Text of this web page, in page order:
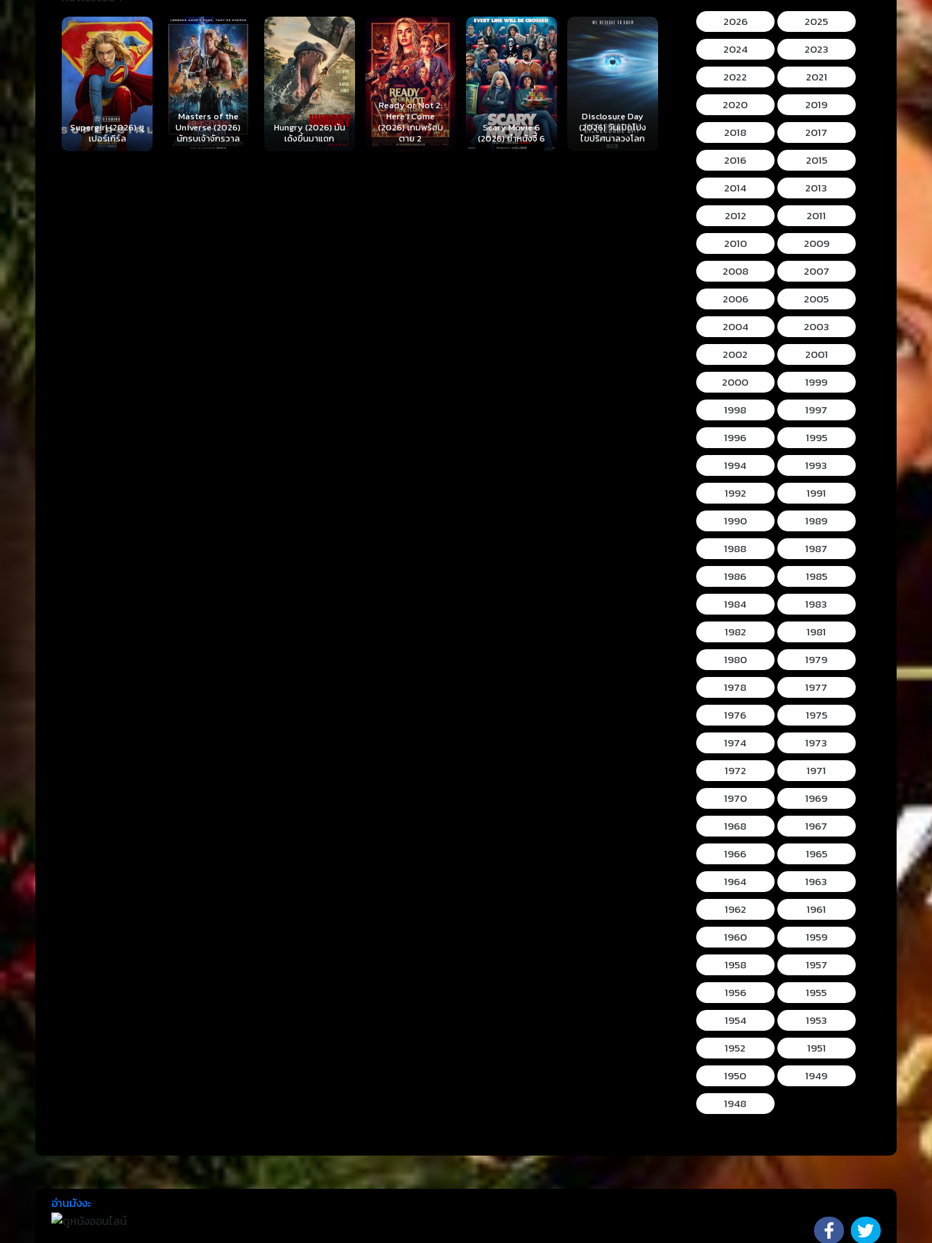
(2026) ซู
Masters of the
Universe (2026)
นักรบเจ้าจักรวาล
Hungry (2026) มัน
เด้งขึ้นมาแดก
Ready or Not 2:
Here I Come
(2026) เกมพร้อม
ตาย 2
Scary Movie 6
(2026) ยำหนังจี้ 6
Disclosure Day
(2026) วันเปิดโปง
ไขปริศนาลวงโลก
Backrooms (2026)
นรกห้องลับ
Hokum (2026) ห้อง
กุมวิญญาณ
Mortal Kombat II
(2026) มอร์ทัล คอม
แบท 2
Lee
Mummy
โครนิน เดอ
2026
2025
2024
2023
2022
2021
2020
2019
2018
2017
2016
2015
2014
2013
2012
2011
2010
2009
2008
2007
2006
2005
2004
2003
2002
2001
2000
1999
1998
1997
1996
1995
1994
1993
1992
1991
1990
1989
1988
1987
1986
1985
1984
1983
1982
1981
1980
1979
1978
1977
1976
1975
1974
1973
1972
1971
1970
1969
1968
1967
1966
1965
1964
1963
1962
1961
1960
1959
1958
1957
1956
1955
1954
1953
1952
1951
1950
1949
1948
อ่านมังงะ